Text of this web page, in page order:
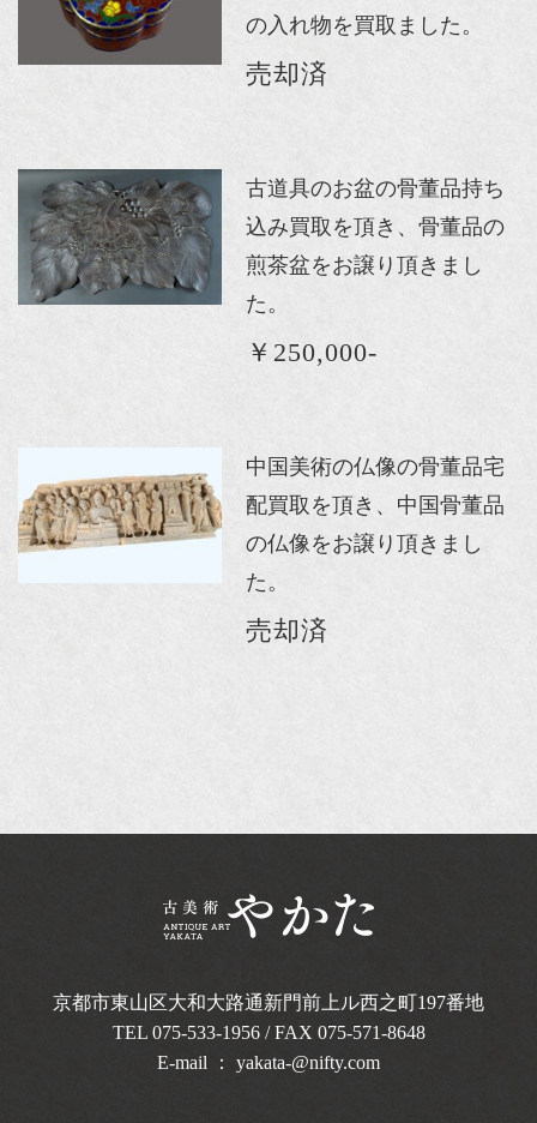
の入れ物を買取ました。
売却済
古道具のお盆の骨董品持ち
込み買取を頂き、骨董品の
煎茶盆をお譲り頂きまし
た。
￥250,000-
中国美術の仏像の骨董品宅
配買取を頂き、中国骨董品
の仏像をお譲り頂きまし
た。
売却済
京都市東山区大和大路通新門前上ル西之町197番地
TEL 075-533-1956/ FAX 075-571-8648
E-mail ： yakata-@nifty.com